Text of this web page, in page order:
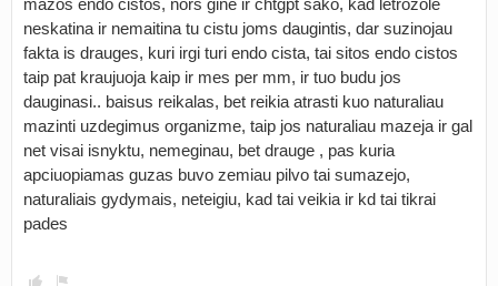
mazos endo cistos, nors gine ir chtgpt sako, kad letrozole
neskatina ir nemaitina tu cistu joms daugintis, dar suzinojau
fakta is drauges, kuri irgi turi endo cista, tai sitos endo cistos
taip pat kraujuoja kaip ir mes per mm, ir tuo budu jos
dauginasi.. baisus reikalas, bet reikia atrasti kuo naturaliau
mazinti uzdegimus organizme, taip jos naturaliau mazeja ir gal
net visai isnyktu, nemeginau, bet drauge , pas kuria
apciuopiamas guzas buvo zemiau pilvo tai sumazejo,
naturaliais gydymais, neteigiu, kad tai veikia ir kd tai tikrai
pades